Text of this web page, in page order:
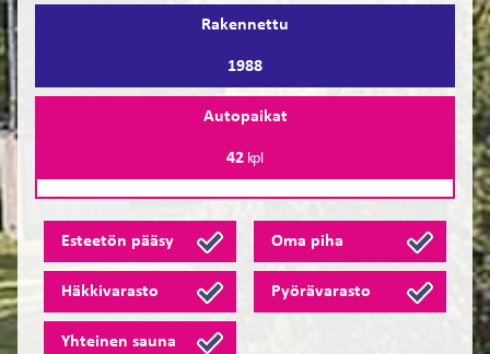
Rakennettu
1988
Autopaikat
42kpl
Esteetön pääsy Oma piha
Häkkivarasto Pyörävarasto
Yhteinen sauna